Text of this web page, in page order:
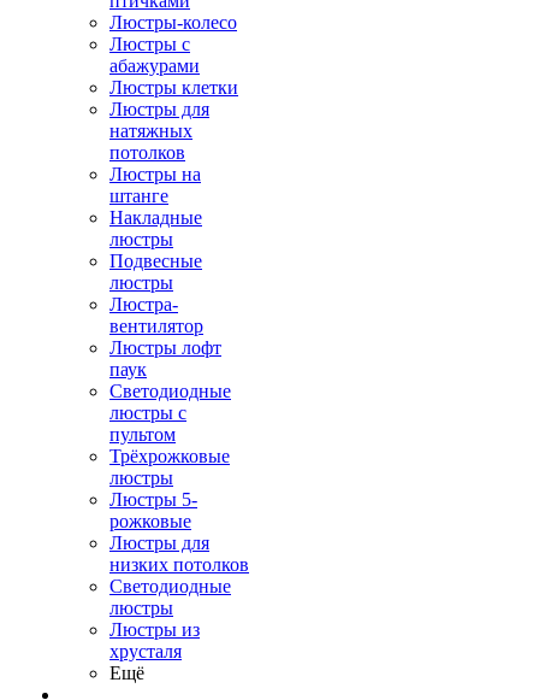
Люстры-колесо
Люстры с
абажурами
Люстры клетки
Люстры для
натяжных
потолков
Люстры на
штанге
Накладные
люстры
Подвесные
люстры
Люстра-
вентилятор
Люстры лофт
паук
Светодиодные
люстры с
пультом
Трёхрожковые
люстры
Люстры 5-
рожковые
Люстры для
низких потолков
Cветодиодные
люстры
Люстры из
хрусталя
Ещё